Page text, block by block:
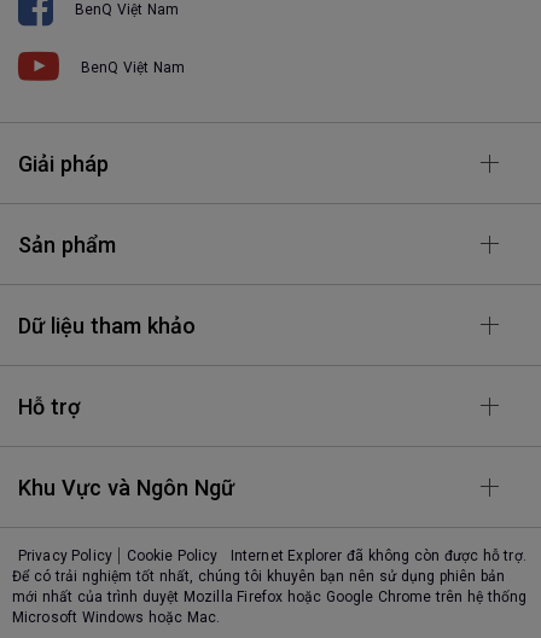
BenQ Việt Nam
BenQ Việt Nam
Giải pháp
Sản phẩm
Dữ liệu tham khảo
Hỗ trợ
Khu Vực và Ngôn Ngữ
Privacy Policy Cookie Policy
Internet Explorer đã không còn được hỗ trợ.
Để có trải nghiệm tốt nhất, chúng tôi khuyên bạn nên sử dụng phiên bản
mới nhất của trình duyệt Mozilla Firefox hoặc Google Chrome trên hệ thống
Microsoft Windows hoặc Mac.